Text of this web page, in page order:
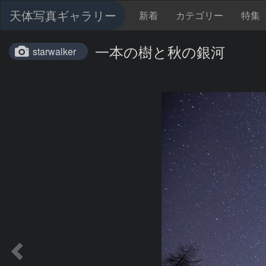
天体写真ギャラリー 新着 カテゴリー 特集
starwalker 一本の樹と秋の銀河